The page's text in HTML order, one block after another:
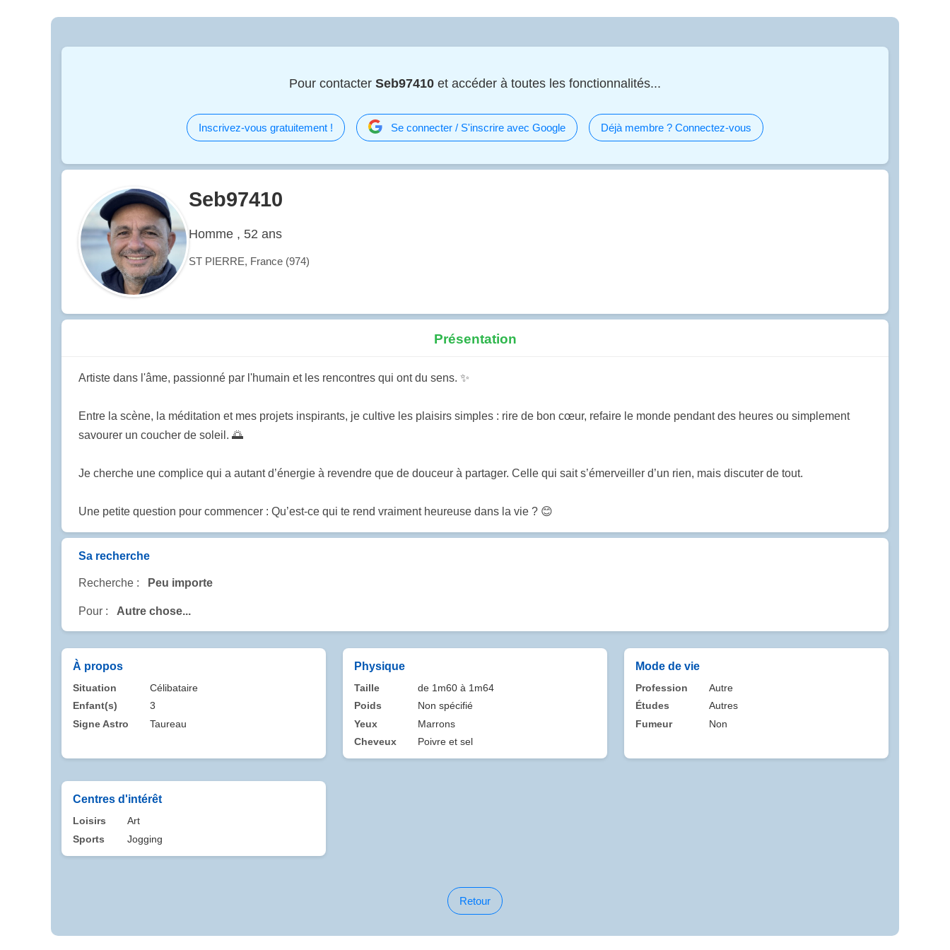
Pour contacter Seb97410 et accéder à toutes les fonctionnalités...
Inscrivez-vous gratuitement ! Se connecter / S'inscrire avec Google Déjà membre ? Connectez-vous
Seb97410
Homme , 52 ans
ST PIERRE, France (974)
Présentation
Artiste dans l'âme, passionné par l'humain et les rencontres qui ont du sens. ✨
Entre la scène, la méditation et mes projets inspirants, je cultive les plaisirs simples : rire de bon cœur, refaire le monde pendant des heures ou simplement
savourer un coucher de soleil. 🌅
Je cherche une complice qui a autant d’énergie à revendre que de douceur à partager. Celle qui sait s’émerveiller d’un rien, mais discuter de tout.
Une petite question pour commencer : Qu’est-ce qui te rend vraiment heureuse dans la vie ? 😊
Sa recherche
Recherche : Peu importe
Pour : Autre chose...
À propos
Situation
Célibataire
Enfant(s)
3
Signe Astro
Taureau
Physique
Taille
de 1m60 à 1m64
Poids
Non spécifié
Yeux
Marrons
Cheveux
Poivre et sel
Mode de vie
Profession
Autre
Études
Autres
Fumeur
Non
Centres d'intérêt
Loisirs
Art
Sports
Jogging
Retour